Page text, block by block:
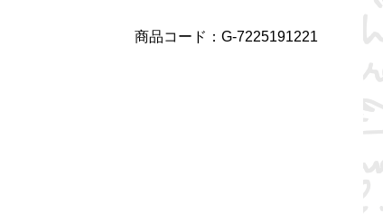
商品コード：G-7225191221